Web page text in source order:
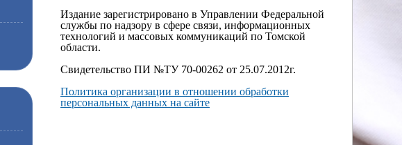
Издание зарегистрировано в Управлении Федеральной
службы по надзору в сфере связи, информационных
технологий и массовых коммуникаций по Томской
области.
Свидетельство ПИ №ТУ 70-00262 от 25.07.2012г.
Политика организации в отношении обработки
персональных данных на сайте